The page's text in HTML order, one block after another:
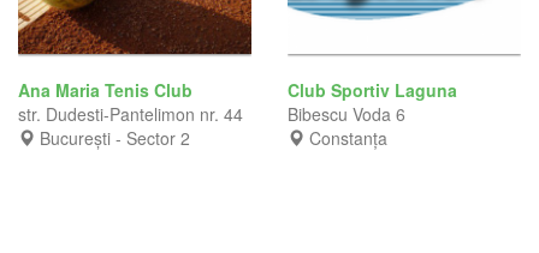
Ana Maria Tenis Club
str. Dudesti-Pantelimon nr. 44
București - Sector 2
Club Sportiv Laguna
Bibescu Voda 6
Constanța